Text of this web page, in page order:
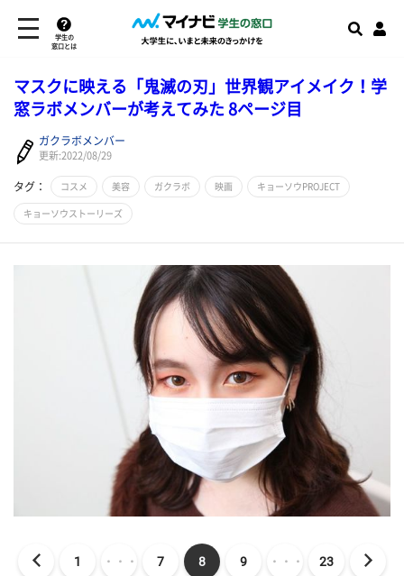
学生の
窓口とは
マスクに映える「鬼滅の刃」世界観アイメイク！学
窓ラボメンバーが考えてみた 8ページ目
ガクラボメンバー
更新:2022/08/29
タグ： コスメ 美容 ガクラボ 映画 キョーソウPROJECT
キョーソウストーリーズ
1 ・・・ 7 8 9 ・・・ 23